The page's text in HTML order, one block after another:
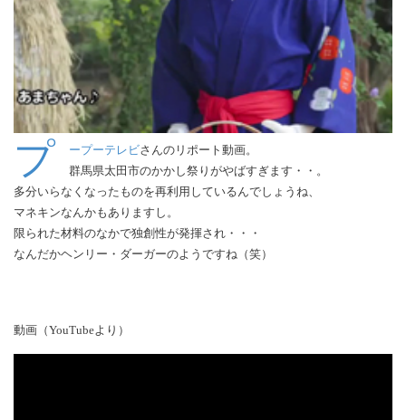
プ ープーテレビさんのリポート動画。
群馬県太田市のかかし祭りがやばすぎます・・。
多分いらなくなったものを再利用しているんでしょうね、
マネキンなんかもありますし。
限られた材料のなかで独創性が発揮され・・・
なんだかヘンリー・ダーガーのようですね（笑）
動画（YouTubeより）